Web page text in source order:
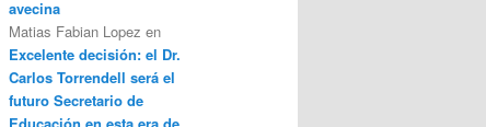
avecina
Matias Fabian Lopez en
Excelente decisión: el Dr.
Carlos Torrendell será el
futuro Secretario de